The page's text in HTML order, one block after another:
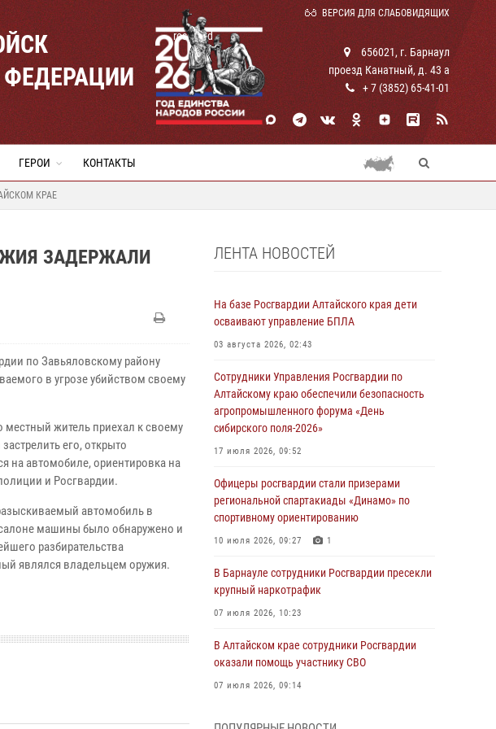
ВЕРСИЯ ДЛЯ СЛАБОВИДЯЩИХ
rosguard
656021, г. Барнаул
проезд Канатный, д. 43 а
+ 7 (3852) 65-41-01
ГЕРОИ КОНТАКТЫ
КРАЕ
ЗАДЕРЖАЛИ
по Завьяловскому району
в угрозе убийством своему
местный житель приехал к своему
его, открыто
на автомобиле, ориентировка на
и Росгвардии.
автомобиль в
машины было обнаружено и
разбирательства
являлся владельцем оружия.
ЛЕНТА НОВОСТЕЙ
На базе Росгвардии Алтайского края дети
осваивают управление БПЛА
03 августа 2026, 02:43
Сотрудники Управления Росгвардии по
Алтайскому краю обеспечили безопасность
агропромышленного форума «День
сибирского поля-2026»
17 июля 2026, 09:52
Офицеры росгвардии стали призерами
региональной спартакиады «Динамо» по
спортивному ориентированию
10 июля 2026, 09:27 1
В Барнауле сотрудники Росгвардии пресекли
крупный наркотрафик
07 июля 2026, 10:23
В Алтайском крае сотрудники Росгвардии
оказали помощь участнику СВО
07 июля 2026, 09:14